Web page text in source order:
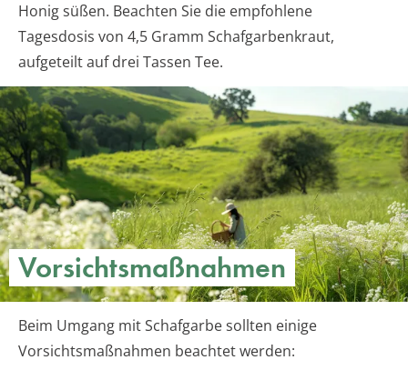
Honig süßen. Beachten Sie die empfohlene
Tagesdosis von 4,5 Gramm Schafgarbenkraut,
aufgeteilt auf drei Tassen Tee.
Vorsichtsmaßnahmen
Beim Umgang mit Schafgarbe sollten einige
Vorsichtsmaßnahmen beachtet werden: